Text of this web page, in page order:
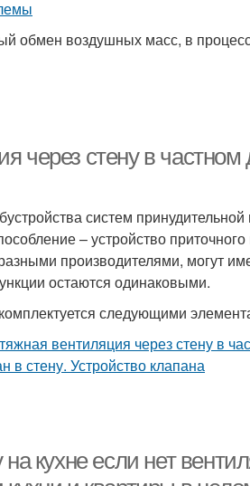
обмен воздушных масс, в
через стену в
систем
– устройство
производителями, могут
остаются одинаковыми.
следующими
на кухне если нет